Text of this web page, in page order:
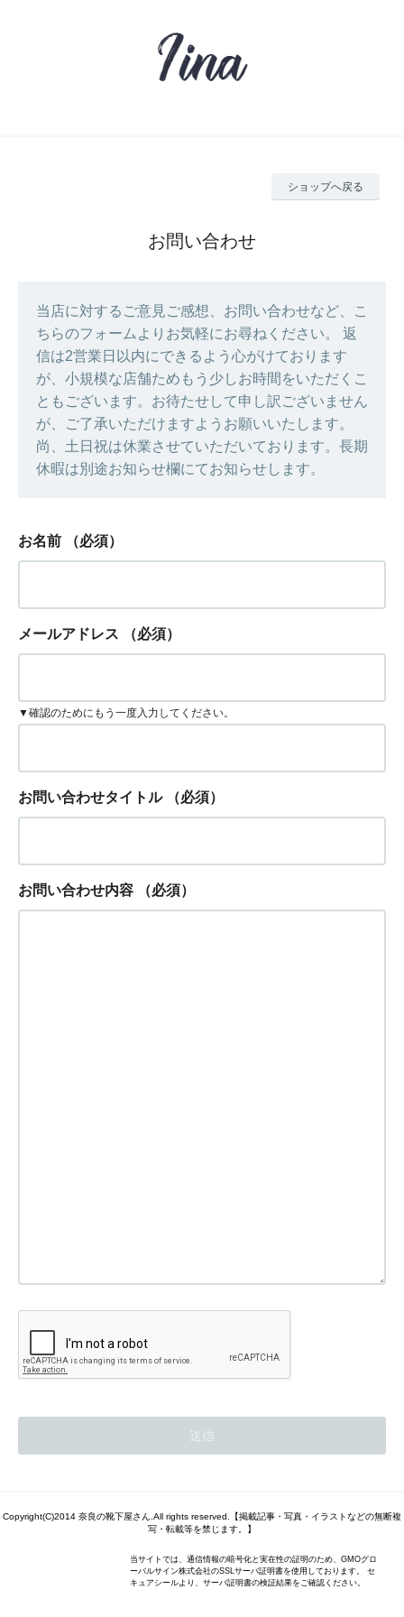
ショップへ戻る
お問い合わせ
当店に対するご意見ご感想、お問い合わせなど、こ
ちらのフォームよりお気軽にお尋ねください。 返
信は2営業日以内にできるよう心がけております
が、小規模な店舗ためもう少しお時間をいただくこ
ともございます。お待たせして申し訳ございません
が、ご了承いただけますようお願いいたします。
尚、土日祝は休業させていただいております。長期
休暇は別途お知らせ欄にてお知らせします。
お名前 （必須）
メールアドレス （必須）
▼確認のためにもう一度入力してください。
お問い合わせタイトル （必須）
お問い合わせ内容 （必須）
Copyright(C)2014 奈良の靴下屋さん.All rights reserved.【掲載記事・写真・イラストなどの無断複
写・転載等を禁じます。】
当サイトでは、通信情報の暗号化と実在性の証明のため、GMOグロ
ーバルサイン株式会社のSSLサーバ証明書を使用しております。 セ
キュアシールより、サーバ証明書の検証結果をご確認ください。